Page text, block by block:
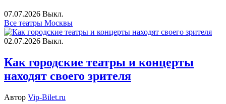
07.07.2026 Выкл.
Все театры Москвы
02.07.2026 Выкл.
Как городские театры и концерты
находят своего зрителя
Автор Vip-Bilet.ru